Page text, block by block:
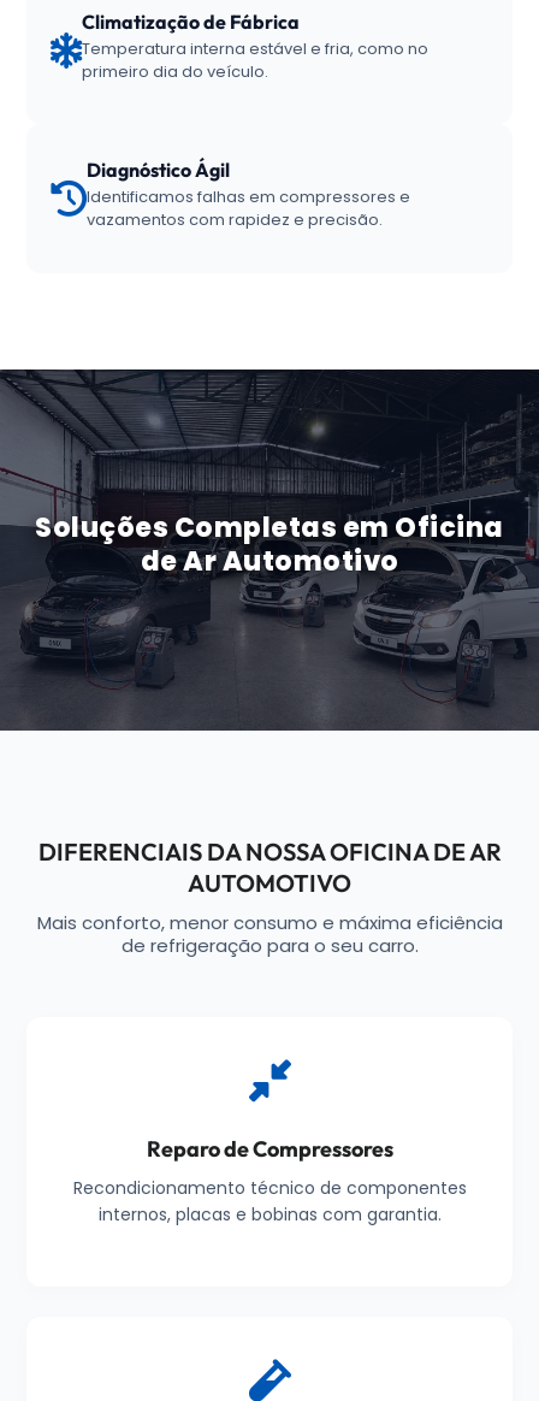
Climatização de Fábrica
Temperatura interna estável e fria, como no
primeiro dia do veículo.
Diagnóstico Ágil
Identificamos falhas em compressores e
vazamentos com rapidez e precisão.
Soluções Completas em Oficina
de Ar Automotivo
DIFERENCIAIS DA NOSSA OFICINA DE AR
AUTOMOTIVO
Mais conforto, menor consumo e máxima eficiência
de refrigeração para o seu carro.
Reparo de Compressores
Recondicionamento técnico de componentes
internos, placas e bobinas com garantia.